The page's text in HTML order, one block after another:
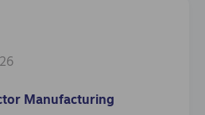
Manufacturing